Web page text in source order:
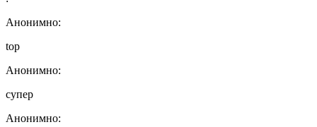
Анонимно:
top
Анонимно:
супер
Анонимно: